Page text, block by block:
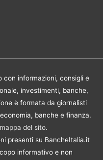
con informazioni, consigli e
investimenti, banche,
è formata da giornalisti
banche e finanza.
mappa del sito.
presenti su BancheItalia.it
informativo e non